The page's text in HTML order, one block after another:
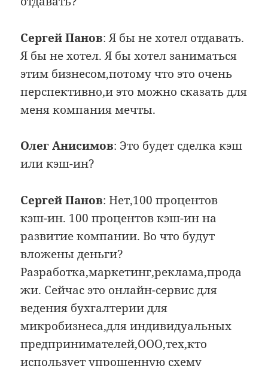
Сергей Панов: Я бы не хотел отдавать.
Я бы не хотел. Я бы хотел заниматься
этим бизнесом,потому что это очень
перспективно,и это можно сказать для
меня компания мечты.
Олег Анисимов: Это будет сделка кэш
или кэш-ин?
Сергей Панов: Нет,100 процентов
кэш-ин. 100 процентов кэш-ин на
развитие компании. Во что будут
вложены деньги?
Разработка,маркетинг,реклама,прода
жи. Сейчас это онлайн-сервис для
ведения бухгалтерии для
микробизнеса,для индивидуальных
предпринимателей,ООО,тех,кто
использует упрощенную схему